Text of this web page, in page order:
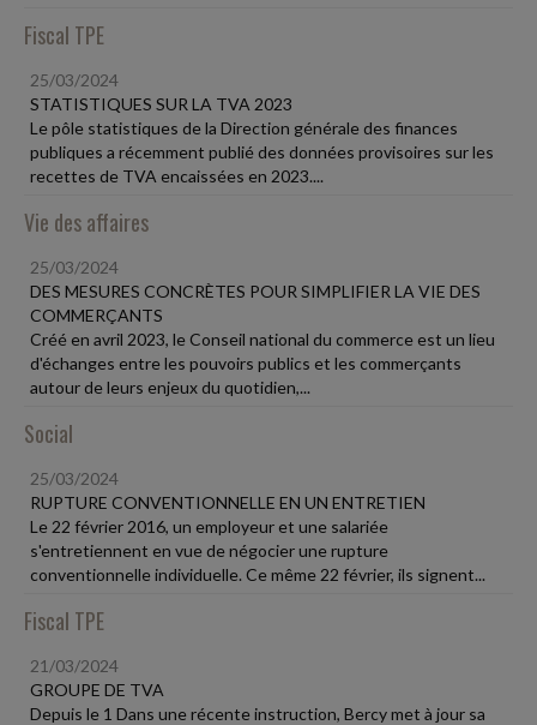
Fiscal TPE
25/03/2024
STATISTIQUES SUR LA TVA 2023
Le pôle statistiques de la Direction générale des finances
publiques a récemment publié des données provisoires sur les
recettes de TVA encaissées en 2023....
Vie des affaires
25/03/2024
DES MESURES CONCRÈTES POUR SIMPLIFIER LA VIE DES
COMMERÇANTS
Créé en avril 2023, le Conseil national du commerce est un lieu
d'échanges entre les pouvoirs publics et les commerçants
autour de leurs enjeux du quotidien,...
Social
25/03/2024
RUPTURE CONVENTIONNELLE EN UN ENTRETIEN
Le 22 février 2016, un employeur et une salariée
s'entretiennent en vue de négocier une rupture
conventionnelle individuelle. Ce même 22 février, ils signent...
Fiscal TPE
21/03/2024
GROUPE DE TVA
Depuis le 1 Dans une récente instruction, Bercy met à jour sa